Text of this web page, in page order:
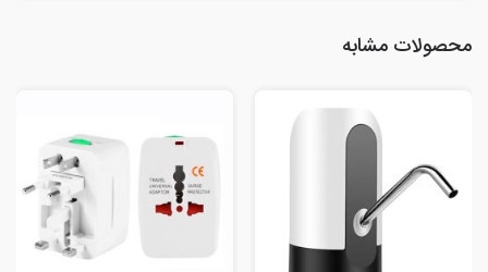
محصولات مشابه